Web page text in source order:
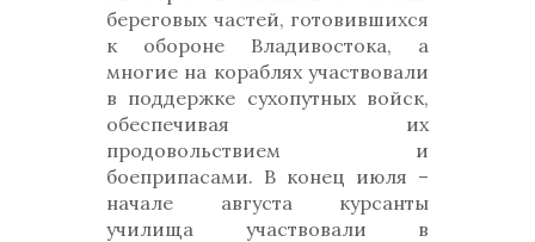
береговых частей, готовившихся
к обороне Владивостока, а
многие на кораблях участвовали
в поддержке сухопутных войск,
обеспечивая их
продовольствием и
боеприпасами. В конец июля –
начале августа курсанты
училища участвовали в